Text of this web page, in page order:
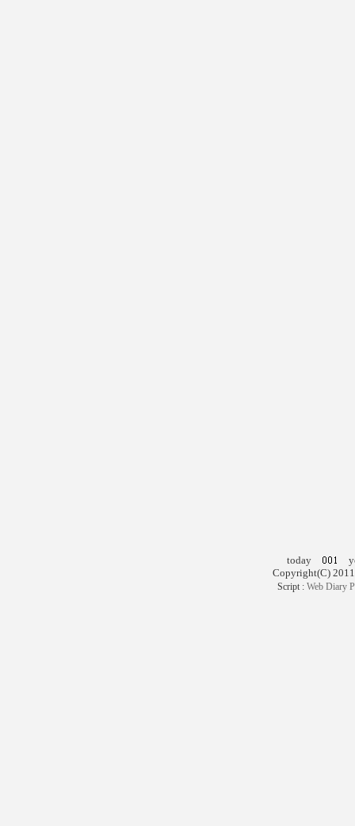
today
Copyright(C)
Script : Web Diary